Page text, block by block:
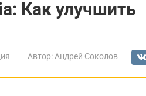
Как улучшить
Автор: Андрей Соколов